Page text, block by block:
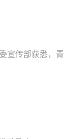
宣传部获悉，青